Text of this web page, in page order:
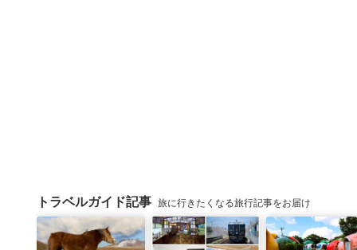
トラベルガイド記事 旅に行きたくなる旅行記事をお届け